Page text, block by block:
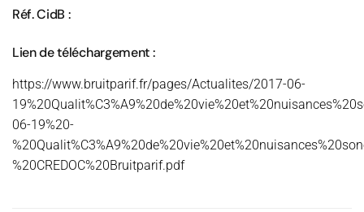
Réf. CidB :
Lien de téléchargement :
https://www.bruitparif.fr/pages/Actualites/2017-06-
06-19%20-
%20CREDOC%20Bruitparif.pdf